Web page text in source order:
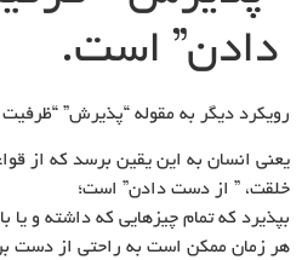
دادن” است.
رویکرد دیگر به مقوله “پذیرش”
یعنی انسان به این یقین برسد که از
خلقت، ” از دست دادن” است؛
بپذیرد که تمام چیزهایی که داشته و
هر زمان ممکن است به راحتی از دست